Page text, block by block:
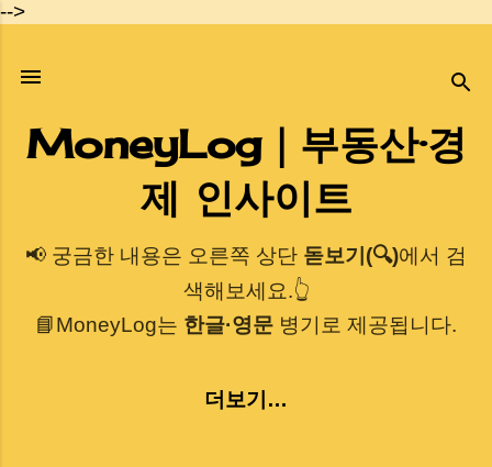
-->
기본 콘텐츠로 건너뛰기
MoneyLog｜부동산·경
제 인사이트
📢 궁금한 내용은 오른쪽 상단 돋보기(🔍)에서 검
색해보세요.👆
📘MoneyLog는 한글·영문 병기로 제공됩니다.
더보기…